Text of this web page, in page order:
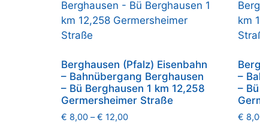
Berghausen (Pfalz) Eisenbahn
– Bahnübergang Berghausen
– Bü Berghausen 1 km 12,258
Germersheimer Straße
€ 8,00 –€ 12,00
–
–
€